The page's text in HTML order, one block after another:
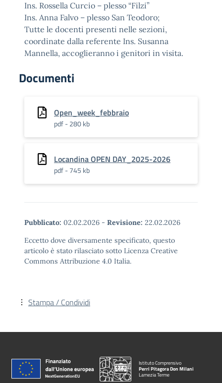
Ins. Rossella Curcio – plesso “Filzi”
Ins. Anna Falvo – plesso San Teodoro;
Tutte le docenti presenti nelle sezioni,
coordinate dalla referente Ins. Susanna
Mannella, accoglieranno i genitori in visita.
Documenti
Open_week_febbraio
pdf - 280 kb
Locandina OPEN DAY_2025-2026
pdf - 745 kb
Pubblicato: 02.02.2026 - Revisione: 22.02.2026
Eccetto dove diversamente specificato, questo
articolo è stato rilasciato sotto Licenza Creative
Commons Attribuzione 4.0 Italia.
Stampa / Condividi
Istituto Comprensivo
Perri Pitagora Don Milani
Lamezia Terme